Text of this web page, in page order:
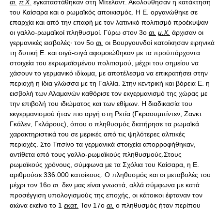
αι. π.Χ. εγκαταστάθηκαν στη Μίτελαντ. Ακολούθησαν η κατάκτηση
του Καίσαρα και ο ρωμαϊκός αποικισμός. Η Ε. οργανώθηκε σε
επαρχία και από την επαφή με τον λατινικό πολιτισμό προέκυψαν
οι γαλλο-ρωμαϊκοί πληθυσμοί. Γύρω στον 3ο αι. μ.Χ. άρχισαν οι
γερμανικές εισβολές· τον 5ο αι. οι Βουργουνδοί κατοίκησαν ειρηνικά
τη δυτική Ε. και σιγά-σιγά αφομοιώθηκαν με τα προϋπάρχοντα
στοιχεία του εκρωμαϊσμένου πολιτισμού, μέχρι του σημείου να
χάσουν το γερμανικό ιδίωμα, με αποτέλεσμα να επικρατήσει στην
περιοχή η ίδια γλώσσα με τη Γαλλία. Στην κεντρική και βόρεια Ε. η
εισβολή των Αλαμανών καθόρισε τον εκγερμανισμό της χώρας με
την επιβολή του ιδιώματος και των εθίμων. Η διαδικασία του
εκγερμανισμού ήταν πιο αργή στη Ρετία (Γκραουμπίντεν, Ζανκτ
Γκάλεν, Γκλάρους), όπου ο πληθυσμός διατήρησε τα ρωμαϊκά
χαρακτηριστικά του σε μερικές από τις ψηλότερες αλπικές
περιοχές. Στο Τιτσίνο τα γερμανικά στοιχεία απορροφήθηκαν,
αντίθετα από τους γαλλο-ρωμαϊκούς πληθυσμούς.Στους
ρωμαϊκούς χρόνους, σύμφωνα με τα Σχόλια του Καίσαρα, η Ε.
αριθμούσε 336.000 κατοίκους. Ο πληθυσμός και οι μεταβολές του
μέχρι τον 16ο αι. δεν μας είναι γνωστά, αλλά σύμφωνα με κατά
προσέγγιση υπολογισμούς της εποχής, οι κάτοικοι έφταναν τον
αιώνα εκείνο το 1 εκατ. Τον 17ο αι. ο πληθυσμός ήταν περίπου